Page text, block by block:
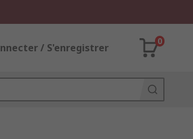
/ S'enregistrer
0